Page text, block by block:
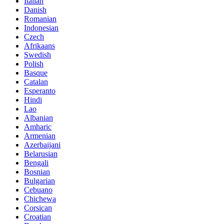
Danish
Romanian
Indonesian
Czech
Afrikaans
Swedish
Polish
Basque
Catalan
Esperanto
Hindi
Lao
Albanian
Amharic
Armenian
Azerbaijani
Belarusian
Bengali
Bosnian
Bulgarian
Cebuano
Chichewa
Corsican
Croatian